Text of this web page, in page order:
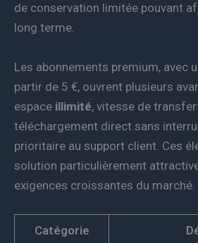
de conservation limitée pouvant
long terme.
Les abonnements premium, avec
partir de 5 €, ouvrent plusieurs
espace illimité, vitesse de
téléchargement direct sans
prioritaire au support client. Ces
solution particulièrement
exigences croissantes du marché.
Catégorie